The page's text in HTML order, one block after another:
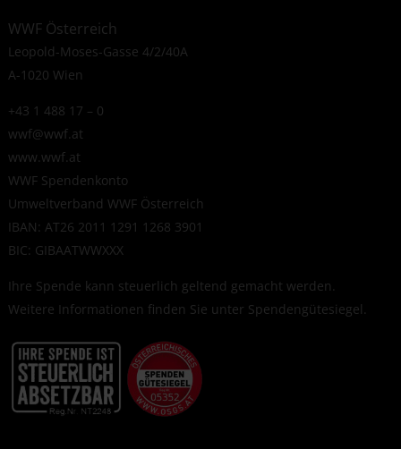
WWF Österreich
Leopold-Moses-Gasse 4/2/40A
A-1020 Wien
+43 1 488 17 – 0
wwf@wwf.at
www.wwf.at
WWF Spendenkonto
Umweltverband WWF Österreich
IBAN: AT26 2011 1291 1268 3901
BIC: GIBAATWWXXX
Ihre Spende kann steuerlich geltend gemacht werden.
Weitere Informationen finden Sie unter Spendengütesiegel.